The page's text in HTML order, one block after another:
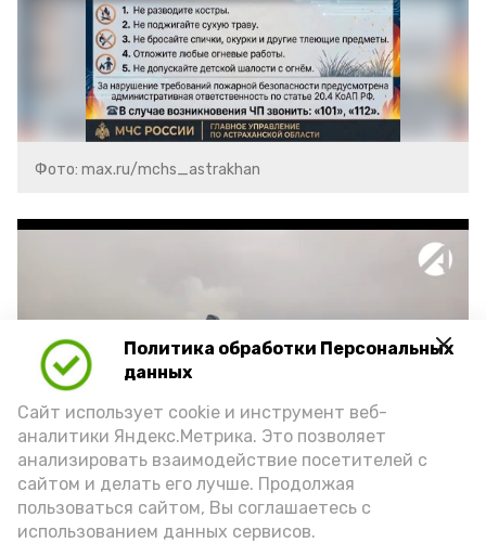
Политика обработки Персональных
данных
Сайт использует cookie и инструмент веб-
аналитики Яндекс.Метрика. Это позволяет
анализировать взаимодействие посетителей с
сайтом и делать его лучше. Продолжая
пользоваться сайтом, Вы соглашаетесь с
использованием данных сервисов.
Фото: max.ru/mchs_astrakhan
Play
Video
Видео: Астрахань 24